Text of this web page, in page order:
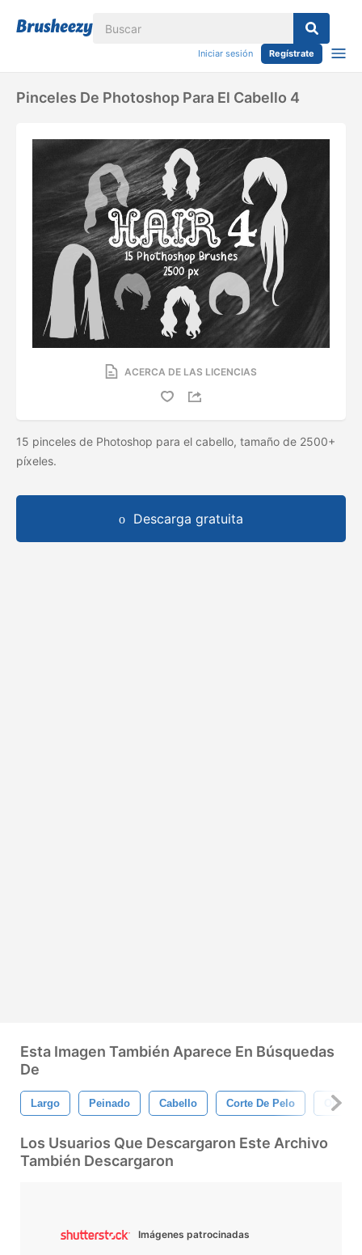
Iniciar sesión Regístrate
Pinceles De Photoshop Para El Cabello 4
ACERCA DE LAS LICENCIAS
15 pinceles de Photoshop para el cabello, tamaño de 2500+
píxeles.
Descarga gratuita
Esta Imagen También Aparece En Búsquedas
De
Largo Peinado Cabello Corte De Pelo Ola
Los Usuarios Que Descargaron Este Archivo
También Descargaron
Imágenes patrocinadas